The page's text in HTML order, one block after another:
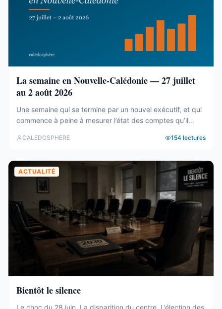
La semaine en Nouvelle-Calédonie — 27 juillet
au 2 août 2026
Une semaine qui se termine par un nouvel exécutif, et qui
commence à peine à mesurer l’état des comptes qu’il
gouvernement, et des comptes qui coincent C’est fait. Le
gouvernement ont été élus au Congrès (abonnés), ...
CALEDOSPHERE 154 lectures
ACTUALITÉ
Bientôt le silence
Le choc du 28 juin. La disparition du centre. L’élection des